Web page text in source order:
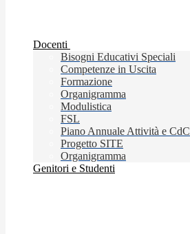
Docenti
Bisogni Educativi Speciali
Competenze in Uscita
Formazione
Organigramma
Modulistica
FSL
Piano Annuale Attività e CdC
Progetto SITE
Organigramma
Genitori e Studenti